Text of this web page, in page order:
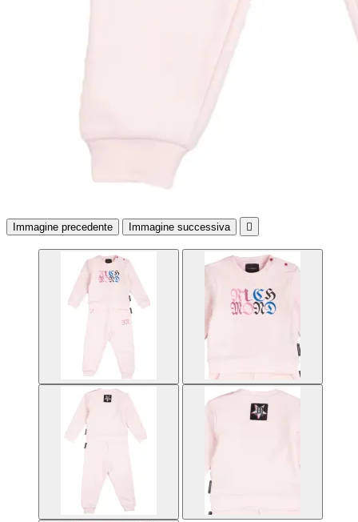
Immagine precedente Immagine successiva 